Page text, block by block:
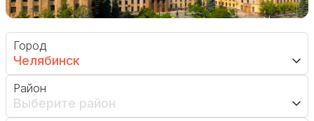
Город
Челябинск
Район
Выберите район